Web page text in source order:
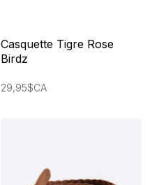
Casquette Tigre Rose
Birdz
29,95$CA